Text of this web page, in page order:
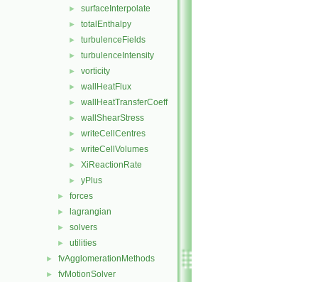
► surfaceInterpolate
► totalEnthalpy
► turbulenceFields
► turbulenceIntensity
► vorticity
► wallHeatFlux
► wallHeatTransferCoeff
► wallShearStress
► writeCellCentres
► writeCellVolumes
► XiReactionRate
► yPlus
► forces
► lagrangian
► solvers
► utilities
► fvAgglomerationMethods
► fvMotionSolver